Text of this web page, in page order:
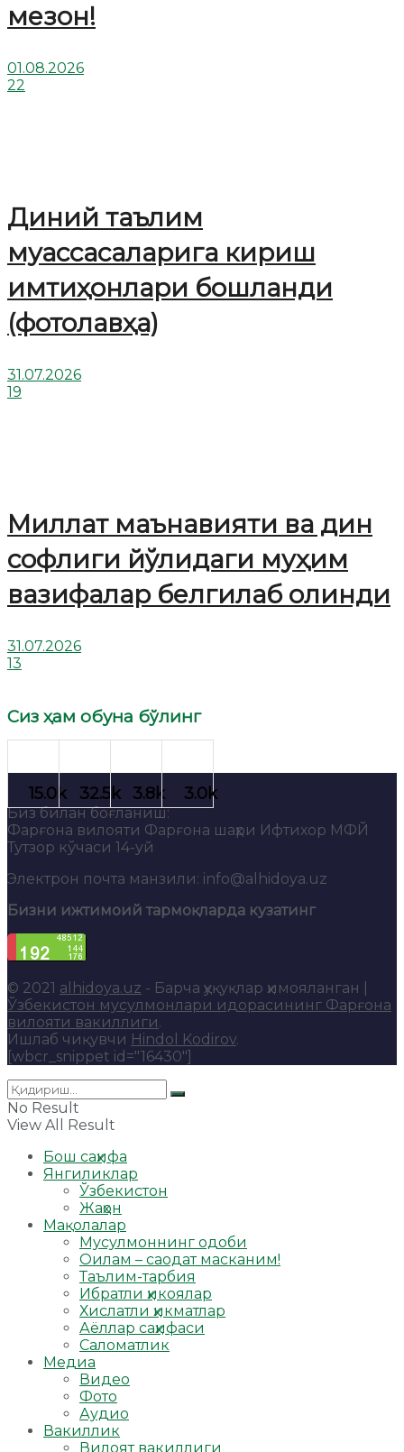
мезон!
01.08.2026
22
Диний таълим
муассасаларига кириш
имтиҳонлари бошланди
(фотолавҳа)
31.07.2026
19
Миллат маънавияти ва дин
софлиги йўлидаги муҳим
вазифалар белгилаб олинди
31.07.2026
13
Сиз ҳам обуна бўлинг
Биз билан боғланиш:
Фарғона вилояти Фарғона шаҳри Ифтихор МФЙ
Тутзор кўчаси 14-уй
Электрон почта манзили: info@alhidoya.uz
Бизни ижтимоий тармоқларда кузатинг
© 2021 alhidoya.uz - Барча ҳуқуқлар ҳимояланган |
Ўзбекистон мусулмонлари идорасининг Фарғона
вилояти вакиллиги.
Ишлаб чиқувчи Hindol Kodirov.
[wbcr_snippet id="16430"]
No Result
View All Result
Бош саҳифа
Янгиликлар
Ўзбекистон
Жаҳон
Мақолалар
Мусулмоннинг одоби
Оилам – саодат масканим!
Таълим-тарбия
Ибратли ҳикоялар
Хислатли ҳикматлар
Аёллар саҳифаси
Саломатлик
Медиа
Видео
Фото
Аудио
Вакиллик
Вилоят вакиллиги